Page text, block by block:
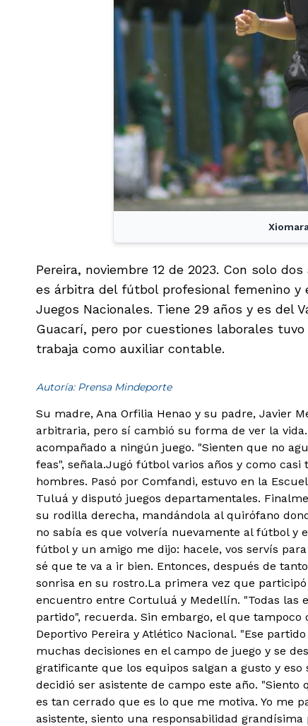
Pereira, noviembre 12 de 2023. Con solo
es árbitra del fútbol profesional femenino y
Juegos Nacionales. Tiene 29 años y es del
Guacarí, pero por cuestiones laborales
trabaja como auxiliar contable.
Autoría: Prensa Mindeporte
Su madre, Ana Orfilia Henao y su padre, Javier
arbitraria, pero sí cambió su forma de ver la
acompañado a ningún juego. "Sienten que no
feas", señala.Jugó fútbol varios años y como casi
hombres. Pasó por Comfandi, estuvo en la
Tuluá y disputó juegos departamentales.
su rodilla derecha, mandándola al quirófano
no sabía es que volvería nuevamente al fútbol y
fútbol y un amigo me dijo: hacele, vos servís
sé que te va a ir bien. Entonces, después de
sonrisa en su rostro.La primera vez que
encuentro entre Cortuluá y Medellín. "Todas las
partido", recuerda. Sin embargo, el que
Deportivo Pereira y Atlético Nacional. "Ese
muchas decisiones en el campo de juego y se
gratificante que los equipos salgan a gusto y eso
decidió ser asistente de campo este año.
es tan cerrado que es lo que me motiva. Yo me
asistente, siento una responsabilidad